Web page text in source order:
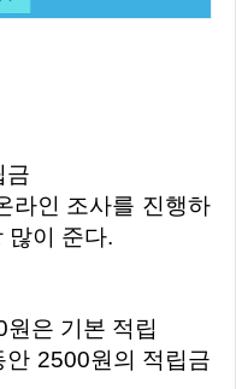
금
라인 조사를 진행하
많이 준다.
원은 기본 적립
2500원의 적립금